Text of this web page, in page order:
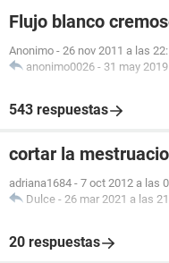
Flujo blanco
Anonimo - 26 nov 2011 a las
anonimo0026 - 31 may
543 respuestas
cortar la
adriana1684 - 7 oct 2012 a las
Dulce - 26 mar 2021 a las
20 respuestas